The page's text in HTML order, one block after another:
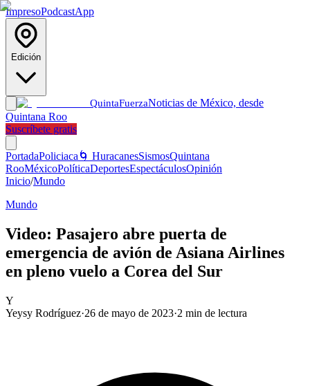
ImpresoPodcastApp
Edición
QuintaFuerzaNoticias de México, desde
Quintana Roo
Suscríbete gratis
PortadaPoliciaca 🌀 HuracanesSismosQuintana
RooMéxicoPolíticaDeportesEspectáculosOpinión
Inicio/Mundo
Mundo
Video: Pasajero abre puerta de
emergencia de avión de Asiana Airlines
en pleno vuelo a Corea del Sur
Y
Yeysy Rodríguez·26 de mayo de 2023·2 min de lectura